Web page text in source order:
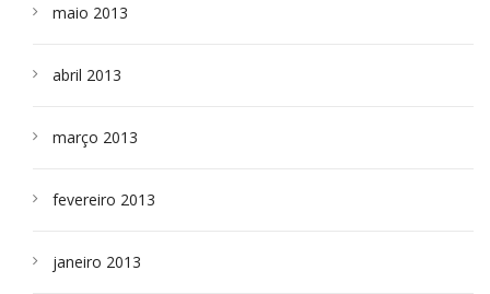
maio 2013
abril 2013
março 2013
fevereiro 2013
janeiro 2013